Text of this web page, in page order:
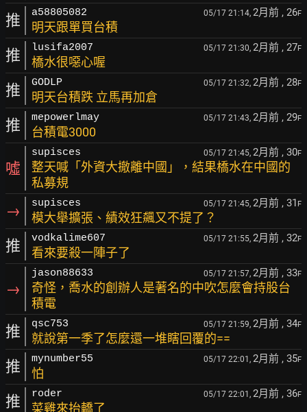
推 a58805082 05/17 21:14, 2月前 , 26F
明天跟單買台積
推 lusifa2007 05/17 21:30, 2月前 , 27F
橋水很噁心喔
推 GODLP 05/17 21:32, 2月前 , 28F
明天台積跌 立馬再加倉
推 mepowerlmay 05/17 21:43, 2月前 , 29F
台積電3000
噓
supisces 05/17 21:45, 2月前 , 30F
整天喊「外資大撤離中國」，結果橋水在中國的
私募規
→ supisces 05/17 21:45, 2月前 , 31 F
模大舉擴張、績效狂飆又不提了？
推 vodkalime607 05/17 21:55, 2月前 , 32F
看來要殺一陣子了
→
jason88633 05/17 21:57, 2月前 , 33F
奇怪，喬水的創辦人是著名的中吹怎麼會持股台
積電
推 qsc753 05/17 21:59, 2月前 , 34F
就說第一季了怎麼還一堆瞎回覆的==
推 mynumber55 05/17 22:01, 2月前 , 35F
怕
推 roder 05/17 22:01, 2月前 , 36F
菜雞來抬轎了